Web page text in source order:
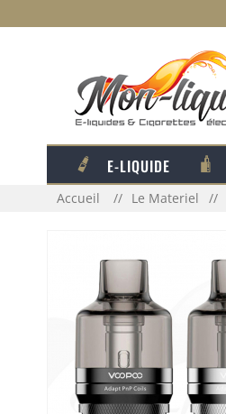
E-LIQUIDE
Accueil Le Materiel